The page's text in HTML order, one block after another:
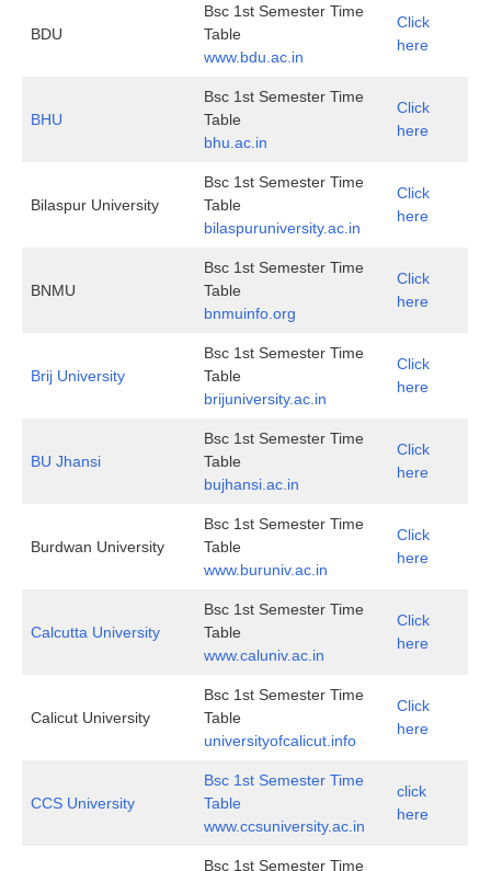
BDU
Bsc 1st Semester Time
Table
www.bdu.ac.in
Click
here
BHU
Bsc 1st Semester Time
Table
bhu.ac.in
Click
here
Bilaspur University
Bsc 1st Semester Time
Table
bilaspuruniversity.ac.in
Click
here
BNMU
Bsc 1st Semester Time
Table
bnmuinfo.org
Click
here
Brij University
Bsc 1st Semester Time
Table
brijuniversity.ac.in
Click
here
BU Jhansi
Bsc 1st Semester Time
Table
bujhansi.ac.in
Click
here
Burdwan University
Bsc 1st Semester Time
Table
www.buruniv.ac.in
Click
here
Calcutta University
Bsc 1st Semester Time
Table
www.caluniv.ac.in
Click
here
Calicut University
Bsc 1st Semester Time
Table
universityofcalicut.info
Click
here
CCS University
Bsc 1st Semester Time
Table
www.ccsuniversity.ac.in
click
here
Bsc 1st Semester Time